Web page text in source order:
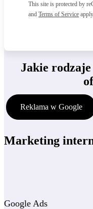
This site is protected by
and Terms of Service
Jakie
Reklama w Google
Marketing
Google Ads